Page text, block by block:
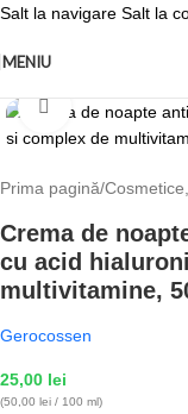
Salt la navigare Salt la
MENIU
Fă clic pentru
Prima pagină/
Crema de
cu acid
multivitamine,
Gerocossen
25,00 lei
(50,00 lei / 100 ml)